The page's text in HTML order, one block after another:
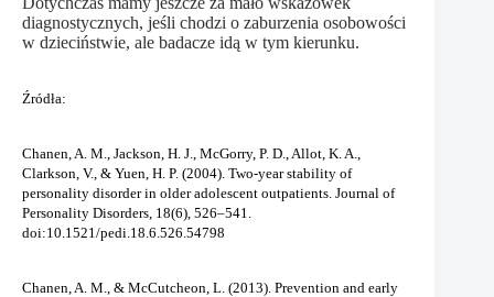
diagnostycznych, jeśli chodzi o zaburzenia osobowości
w dzieciństwie, ale badacze idą w tym kierunku.
Źródła:
Chanen, A. M., Jackson, H. J., McGorry, P. D., Allot, K. A.,
Clarkson, V., & Yuen, H. P. (2004). Two-year stability of
personality disorder in older adolescent outpatients. Journal of
Personality Disorders, 18(6), 526–541.
doi:10.1521/pedi.18.6.526.54798
Chanen, A. M., & McCutcheon, L. (2013). Prevention and early